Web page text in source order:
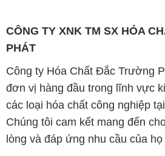
CÔNG TY XNK TM SX HÓA
PHÁT
Công ty Hóa Chất Đắc Trường
đơn vị hàng đầu trong lĩnh vực
các loại hóa chất công nghiệp
Chúng tôi cam kết mang đến
lòng và đáp ứng nhu cầu của